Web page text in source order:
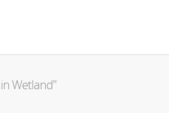
Wetland"